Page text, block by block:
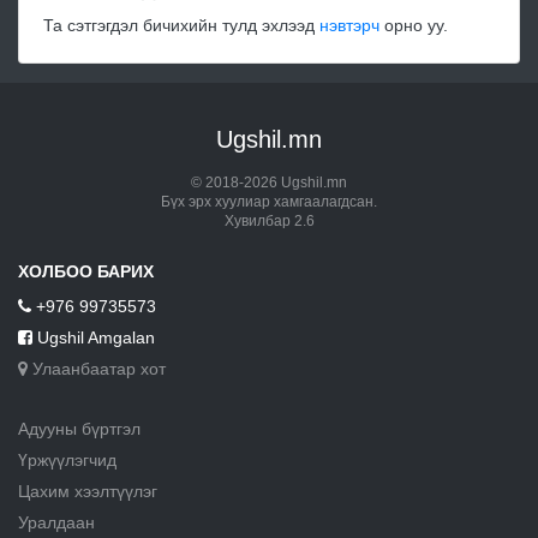
Та сэтгэгдэл бичихийн тулд эхлээд нэвтэрч орно уу.
Ugshil.mn
© 2018-2026 Ugshil.mn
Бүх эрх хуулиар хамгаалагдсан.
Хувилбар 2.6
ХОЛБОО БАРИХ
+976 99735573
Ugshil Amgalan
Улаанбаатар хот
Адууны бүртгэл
Үржүүлэгчид
Цахим хээлтүүлэг
Уралдаан